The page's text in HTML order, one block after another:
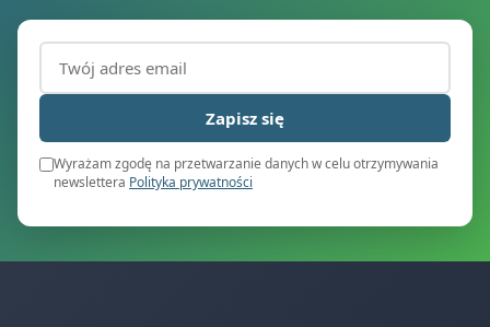
Adres email (wymagany)
Zapisz się
Wyrażam zgodę na przetwarzanie danych w celu otrzymywania
newslettera Polityka prywatności